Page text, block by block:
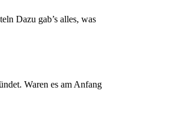
Dazu gab’s alles, was
Waren es am Anfang